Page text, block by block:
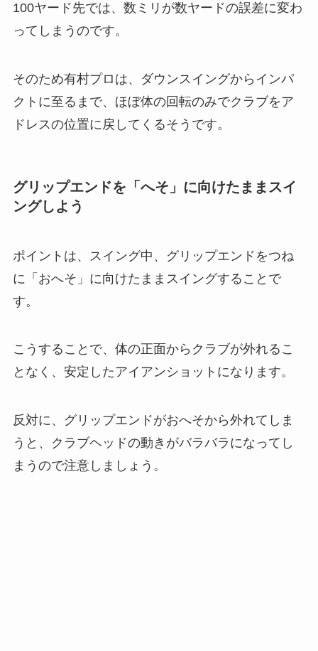
100ヤード先では、数ミリが数ヤードの誤差に変わ
ってしまうのです。
そのため有村プロは、ダウンスイングからインパ
クトに至るまで、ほぼ体の回転のみでクラブをア
ドレスの位置に戻してくるそうです。
グリップエンドを「へそ」に向けたままスイ
ングしよう
ポイントは、スイング中、グリップエンドをつね
に「おへそ」に向けたままスイングすることで
す。
こうすることで、体の正面からクラブが外れるこ
となく、安定したアイアンショットになります。
反対に、グリップエンドがおへそから外れてしま
うと、クラブヘッドの動きがバラバラになってし
まうので注意しましょう。